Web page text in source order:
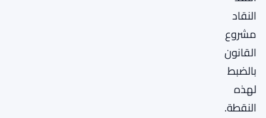
النقاد
مشروع
القانون
بالضبط
لهذه
النقطة.